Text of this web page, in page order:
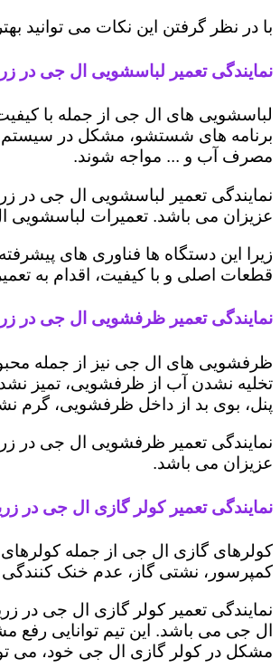
با در نظر گرفتن این نکات می توانید
نمایندگی تعمیر لباسشویی ال جی در
لباسشویی های ال جی از جمله با
برنامه های شستشو، مشکل در
مصرف آب و ... مواجه شوند.
نمایندگی تعمیر لباسشویی ال جی در
عزیزان می باشد. تعمیرات لباسشویی
زیرا این دستگاه ها فناوری های
قطعات اصلی و با کیفیت، اقدام به
نمایندگی تعمیر ظرفشویی ال جی در
ظرفشویی های ال جی نیز از جمله
تخلیه نشدن آب از ظرفشویی، تمیز
پنل، بوی بد از داخل ظرفشویی، گرم
نمایندگی تعمیر ظرفشویی ال جی در
عزیزان می باشد.
نمایندگی تعمیر کولر گازی ال جی در
کولرهای گازی ال جی از جمله
کمپرسور، نشتی گاز، عدم خنک کنندگی
نمایندگی تعمیر کولر گازی ال جی در
ال جی می باشد. این تیم توانایی رفع
مشکل در کولر گازی ال جی خود، می